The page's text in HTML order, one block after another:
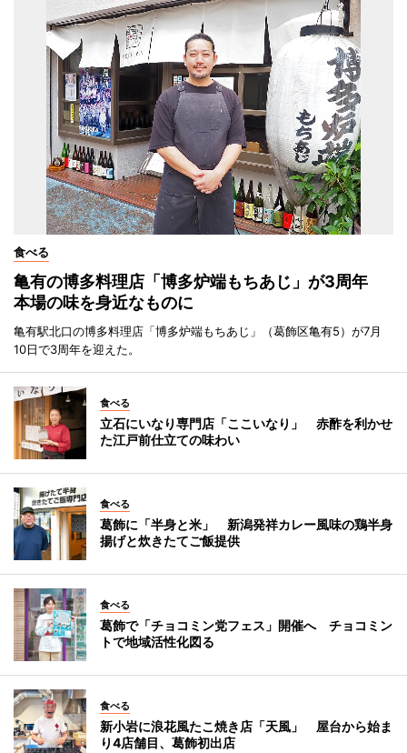
食べる
亀有の博多料理店「博多炉端もちあじ」が3周年
本場の味を身近なものに
亀有駅北口の博多料理店「博多炉端もちあじ」（葛飾区亀有5）が7月
10日で3周年を迎えた。
食べる
立石にいなり専門店「ここいなり」 赤酢を利かせ
た江戸前仕立ての味わい
食べる
葛飾に「半身と米」 新潟発祥カレー風味の鶏半身
揚げと炊きたてご飯提供
食べる
葛飾で「チョコミン党フェス」開催へ チョコミン
トで地域活性化図る
食べる
新小岩に浪花風たこ焼き店「天風」 屋台から始ま
り4店舗目、葛飾初出店